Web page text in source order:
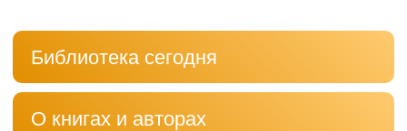
Библиотека сегодня
О книгах и авторах